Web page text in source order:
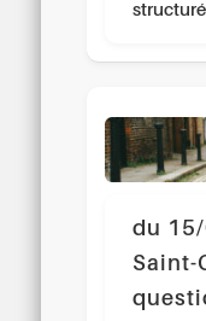
du
Saint-